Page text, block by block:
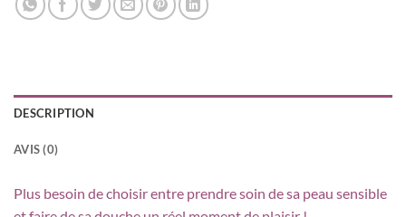
DESCRIPTION
AVIS (0)
Plus besoin de choisir entre prendre soin de sa peau sensible